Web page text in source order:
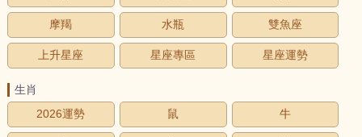
摩羯 水瓶 雙魚座
上升星座 星座專區 星座運勢
生肖
2026運勢
鼠 牛